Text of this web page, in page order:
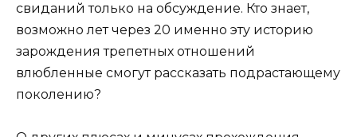
свиданий только на обсуждение. Кто знает,
возможно лет через 20 именно эту историю
зарождения трепетных отношений
влюбленные смогут рассказать подрастающему
поколению?